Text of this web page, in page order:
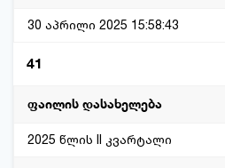
30 აპრილი 2025 15:58:43
41
2025 წლის II კვარტალი